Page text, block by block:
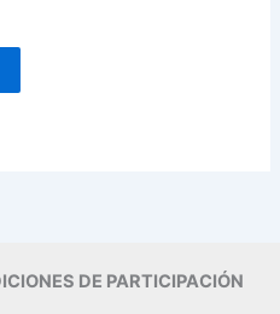
DE PARTICIPACIÓN